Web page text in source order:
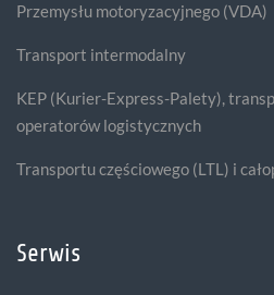
Przemysłu motoryzacyjnego (VDA)
Transport intermodalny
KEP (Kurier-Express-Palety),
operatorów logistycznych
Transportu częściowego (LTL) i
Serwis